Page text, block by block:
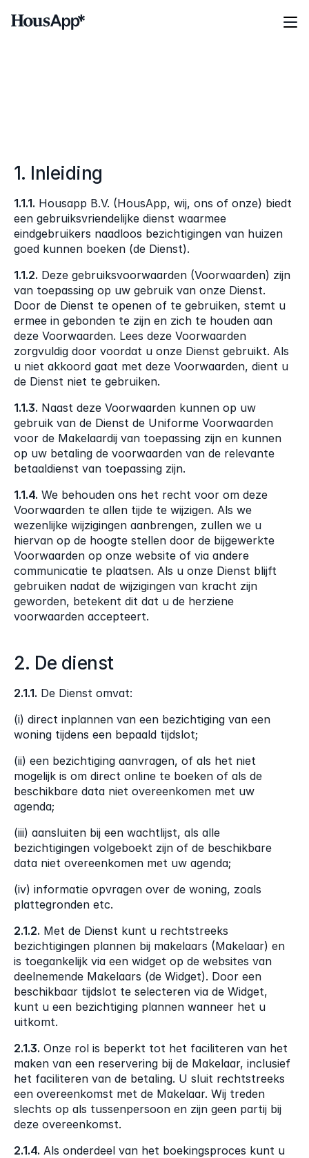
NL
EN
FR
ES
1. Inleiding
1.1.1. Housapp B.V. (HousApp, wij, ons of onze) biedt
een gebruiksvriendelijke dienst waarmee
eindgebruikers naadloos bezichtigingen van huizen
goed kunnen boeken (de Dienst).
1.1.2. Deze gebruiksvoorwaarden (Voorwaarden) zijn
van toepassing op uw gebruik van onze Dienst.
Door de Dienst te openen of te gebruiken, stemt u
ermee in gebonden te zijn en zich te houden aan
deze Voorwaarden. Lees deze Voorwaarden
zorgvuldig door voordat u onze Dienst gebruikt. Als
u niet akkoord gaat met deze Voorwaarden, dient u
de Dienst niet te gebruiken.
1.1.3. Naast deze Voorwaarden kunnen op uw
gebruik van de Dienst de Uniforme Voorwaarden
voor de Makelaardij van toepassing zijn en kunnen
op uw betaling de voorwaarden van de relevante
betaaldienst van toepassing zijn.
1.1.4. We behouden ons het recht voor om deze
Voorwaarden te allen tijde te wijzigen. Als we
wezenlijke wijzigingen aanbrengen, zullen we u
hiervan op de hoogte stellen door de bijgewerkte
Voorwaarden op onze website of via andere
communicatie te plaatsen. Als u onze Dienst blijft
gebruiken nadat de wijzigingen van kracht zijn
geworden, betekent dit dat u de herziene
voorwaarden accepteert.
2. De dienst
2.1.1. De Dienst omvat:
(i) direct inplannen van een bezichtiging van een
woning tijdens een bepaald tijdslot;
(ii) een bezichtiging aanvragen, of als het niet
mogelijk is om direct online te boeken of als de
beschikbare data niet overeenkomen met uw
agenda;
(iii) aansluiten bij een wachtlijst, als alle
bezichtigingen volgeboekt zijn of de beschikbare
data niet overeenkomen met uw agenda;
(iv) informatie opvragen over de woning, zoals
plattegronden etc.
2.1.2. Met de Dienst kunt u rechtstreeks
bezichtigingen plannen bij makelaars (Makelaar) en
is toegankelijk via een widget op de websites van
deelnemende Makelaars (de Widget). Door een
beschikbaar tijdslot te selecteren via de Widget,
kunt u een bezichtiging plannen wanneer het u
uitkomt.
2.1.3. Onze rol is beperkt tot het faciliteren van het
maken van een reservering bij de Makelaar, inclusief
het faciliteren van de betaling. U sluit rechtstreeks
een overeenkomst met de Makelaar. Wij treden
slechts op als tussenpersoon en zijn geen partij bij
deze overeenkomst.
2.1.4. Als onderdeel van het boekingsproces kunt u